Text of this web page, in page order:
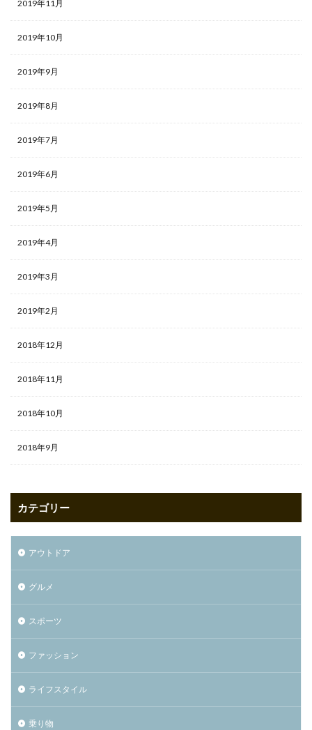
2019年11月
2019年10月
2019年9月
2019年8月
2019年7月
2019年6月
2019年5月
2019年4月
2019年3月
2019年2月
2018年12月
2018年11月
2018年10月
2018年9月
カテゴリー
アウトドア
グルメ
スポーツ
ファッション
ライフスタイル
乗り物